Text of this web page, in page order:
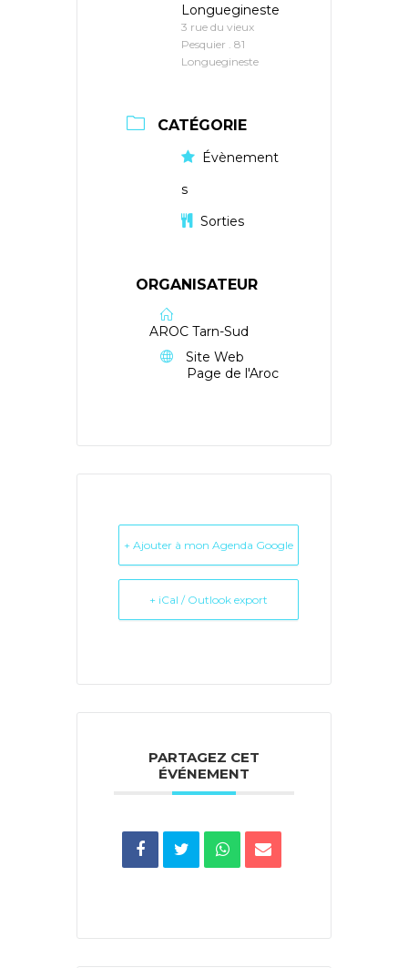
Longuegineste
3 rue du vieux
Pesquier . 81
Longuegineste
CATÉGORIE
Évènement
s
Sorties
ORGANISATEUR
AROC Tarn-Sud
Site Web
Page de l'Aroc
+ Ajouter à mon Agenda Google
+ iCal / Outlook export
PARTAGEZ CET
ÉVÉNEMENT